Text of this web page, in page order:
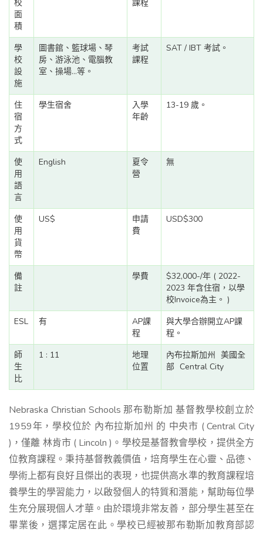
校
面
積
課程
學
校
設
施
圖書館、籃球場、琴
房、游泳池、電腦教
室、操場...等。
考試
課程
SAT / IBT 考試。
住
宿
方
式
學生宿舍
入學
年齡
13-19 歲。
使
用
語
言
English
夏令
營
無
使
用
貨
幣
US$
申請
費
USD$300
備
註
學費
$32,000-/年 ( 2022-
2023 年含住宿，以學
校Invoice為主。 )
ESL
有
AP課
程
與大學合辦開立AP課
程。
師
生
比
1 : 11
地理
位置
內布拉斯加州
美國全
部 Central City
Nebraska Christian Schools 那布勒斯加 基督教學校創立於
1959年，學校位於 內布拉斯加州 的 中央市 ( Central City
)，僅離 林肯市 ( Lincoln )。學校是基督教會學校，提供全方
位教育課程。秉持基督教義價值，培育學生在心靈、品德、
學術上都有良好且傑出的表現，也提供高水準的教育課程培
養學生的學習能力，以啟發個人的特質和潛能，幫助每位學
生充分展現個人才華。由於環境非常友善，部分學生甚至在
畢業後，選擇定居在此。學校已經被那布勒斯加教育部認